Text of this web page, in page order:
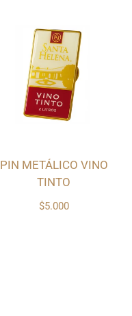
$5.000
PIN METÁLICO VINO
TINTO